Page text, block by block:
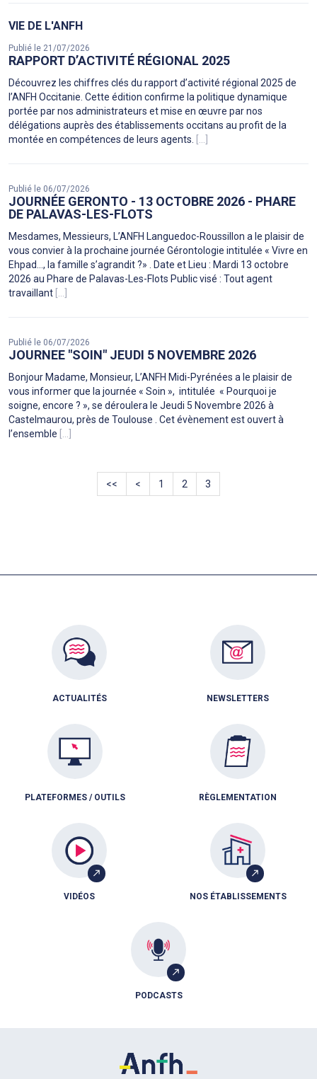
VIE DE L'ANFH
Publié le 21/07/2026
RAPPORT D’ACTIVITÉ RÉGIONAL 2025
Découvrez les chiffres clés du rapport d’activité régional 2025 de
l’ANFH Occitanie. Cette édition confirme la politique dynamique
portée par nos administrateurs et mise en œuvre par nos
délégations auprès des établissements occitans au profit de la
montée en compétences de leurs agents. [...]
Publié le 06/07/2026
JOURNÉE GERONTO - 13 OCTOBRE 2026 - PHARE
DE PALAVAS-LES-FLOTS
Mesdames, Messieurs, L’ANFH Languedoc-Roussillon a le plaisir de
vous convier à la prochaine journée Gérontologie intitulée « Vivre en
Ehpad…, la famille s’agrandit ?» . Date et Lieu : Mardi 13 octobre
2026 au Phare de Palavas-Les-Flots Public visé : Tout agent
travaillant [...]
Publié le 06/07/2026
JOURNEE "SOIN" JEUDI 5 NOVEMBRE 2026
Bonjour Madame, Monsieur, L’ANFH Midi-Pyrénées a le plaisir de
vous informer que la journée « Soin », intitulée « Pourquoi je
soigne, encore ? », se déroulera le Jeudi 5 Novembre 2026 à
Castelmaurou, près de Toulouse . Cet évènement est ouvert à
l’ensemble [...]
<< < 1 2 3
ACTUALITÉS NEWSLETTERS
PLATEFORMES / OUTILS RÈGLEMENTATION
VIDÉOS NOS ÉTABLISSEMENTS
PODCASTS